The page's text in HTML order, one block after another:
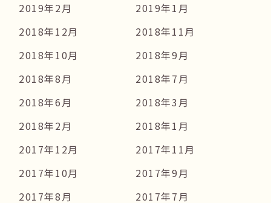
2019年2月
2019年1月
2018年12月
2018年11月
2018年10月
2018年9月
2018年8月
2018年7月
2018年6月
2018年3月
2018年2月
2018年1月
2017年12月
2017年11月
2017年10月
2017年9月
2017年8月
2017年7月